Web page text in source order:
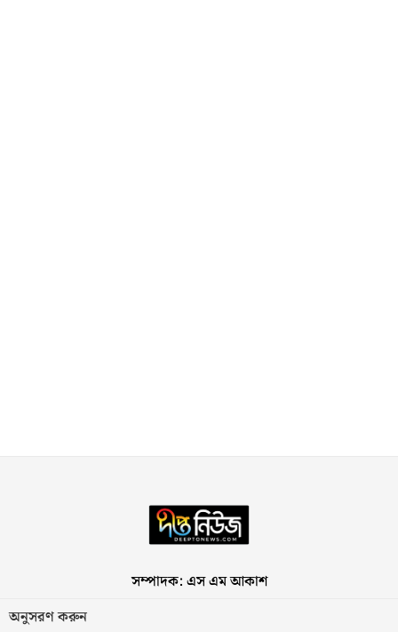
সম্পাদক: এস এম আকাশ
অনুসরণ করুন